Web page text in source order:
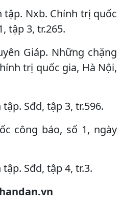
tập. Nxb. Chính trị quốc
tập 3, tr.265.
Giáp. Những chặng
trị quốc gia, Hà Nội,
Sđd, tập 3, tr.596.
công báo, số 1, ngày
Sđd, tập 4, tr.3.